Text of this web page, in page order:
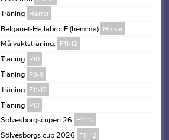
Träning Herrar
Belganet-Hallabro IF (hemma) Herrar
Målvaktsträning. F11-12
Träning P10
Träning P8-9
Träning F11-12
Träning P13
Sölvesborgscupen 26 F11-12
Sölvesborgs cup 2026 F11-12